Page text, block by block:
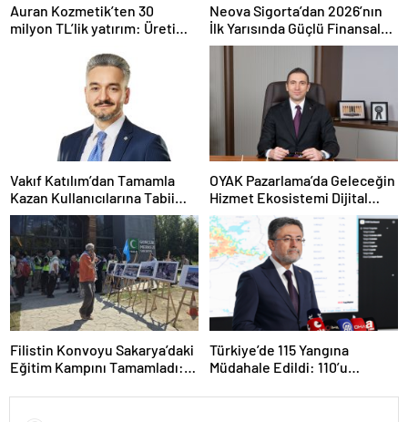
Auran Kozmetik’ten 30
milyon TL’lik yatırım: Üretim
Neova Sigorta’dan 2026’nın
İlk Yarısında Güçlü Finansal
Performans
Vakıf Katılım’dan Tamamla
Kazan Kullanıcılarına Tabii
Premium Fırsatı
OYAK Pazarlama’da Geleceğin
Hizmet Ekosistemi Dijital
Dönüşümle Şekilleniyor
Filistin Konvoyu Sakarya’daki
Eğitim Kampını Tamamladı:
Türkiye’de 115 Yangına
Müdahale Edildi: 110’u